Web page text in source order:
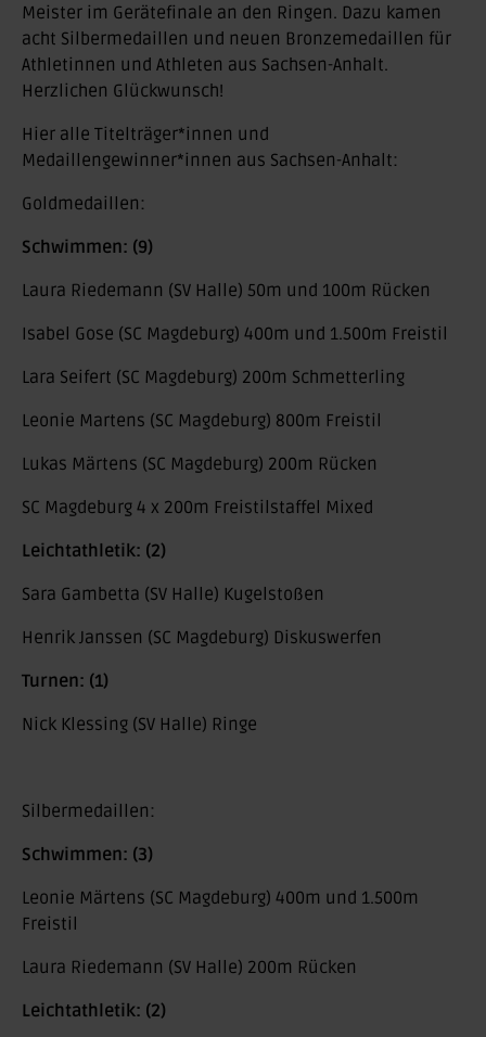
Meister im Gerätefinale an den Ringen. Dazu kamen
acht Silbermedaillen und neuen Bronzemedaillen für
Athletinnen und Athleten aus Sachsen-Anhalt.
Herzlichen Glückwunsch!
Hier alle Titelträger*innen und
Medaillengewinner*innen aus Sachsen-Anhalt:
Goldmedaillen:
Schwimmen: (9)
Laura Riedemann (SV Halle) 50m und 100m Rücken
Isabel Gose (SC Magdeburg) 400m und 1.500m Freistil
Lara Seifert (SC Magdeburg) 200m Schmetterling
Leonie Martens (SC Magdeburg) 800m Freistil
Lukas Märtens (SC Magdeburg) 200m Rücken
SC Magdeburg 4 x 200m Freistilstaffel Mixed
Leichtathletik: (2)
Sara Gambetta (SV Halle) Kugelstoßen
Henrik Janssen (SC Magdeburg) Diskuswerfen
Turnen: (1)
Nick Klessing (SV Halle) Ringe
Silbermedaillen:
Schwimmen: (3)
Leonie Märtens (SC Magdeburg) 400m und 1.500m
Freistil
Laura Riedemann (SV Halle) 200m Rücken
Leichtathletik: (2)